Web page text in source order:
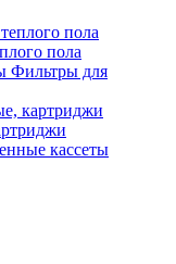
пола
Фильтры для
картриджи
кассеты